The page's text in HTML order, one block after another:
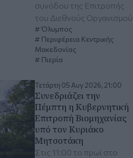
συνόδου της Επιτροπής
του Διεθνούς Οργανισμού
Όλυμπος
Περιφέρεια Κεντρικής
Μακεδονίας
Πιερία
Τετάρτη 05 Αυγ 2026, 21:00
Συνεδριάζει την
Πέμπτη η Κυβερνητική
Επιτροπή Βιομηχανίας
υπό τον Κυριάκο
Μητσοτάκη
Στις 11:00 το πρωί στο